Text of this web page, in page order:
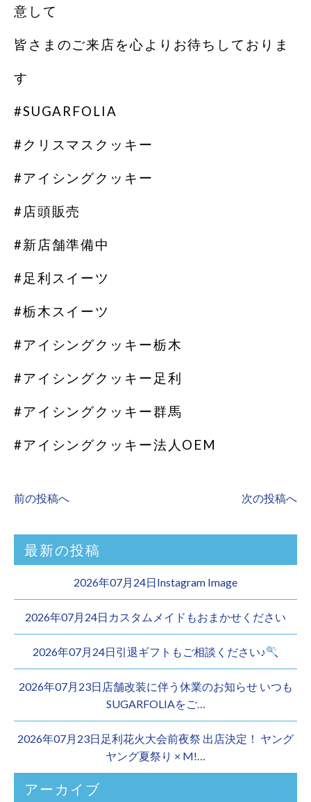
意して
皆さまのご来店を心よりお待ちしておりま
す
#SUGARFOLIA
#クリスマスクッキー
#アイシングクッキー
#店頭販売
#新店舗準備中
#足利スイーツ
#栃木スイーツ
#アイシングクッキー栃木
#アイシングクッキー足利
#アイシングクッキー群馬
#アイシングクッキー法人OEM
前の投稿へ 次の投稿へ
最新の投稿
2026年07月24日Instagram Image
2026年07月24日カスタムメイドもおまかせください︎
2026年07月24日引退ギフトもご相談ください♪
2026年07月23日店舗改装に伴う休業のお知らせ いつも
SUGARFOLIAをご…
2026年07月23日足利花火大会前夜祭 出店決定！ ヤング
ヤング夏祭り × M!…
アーカイブ